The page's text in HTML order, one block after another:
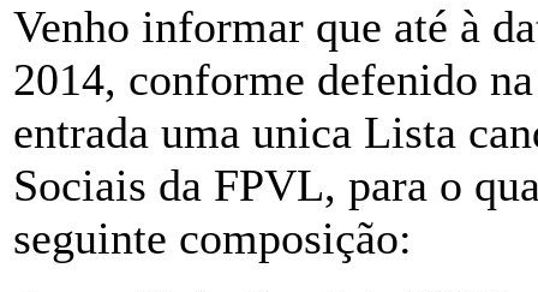
Venho informar que até à
2014, conforme defenido
entrada uma unica Lista
Sociais da FPVL, para o
seguinte composição: